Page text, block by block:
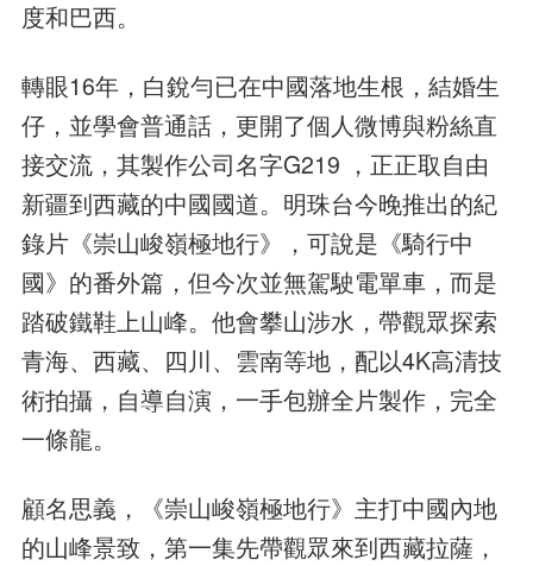
度和巴西。
轉眼16年，白銳勻已在中國落地生根，結婚生
仔，並學會普通話，更開了個人微博與粉絲直
接交流，其製作公司名字G219 ，正正取自由
新疆到西藏的中國國道。明珠台今晚推出的紀
錄片《崇山峻嶺極地行》，可說是《騎行中
國》的番外篇，但今次並無駕駛電單車，而是
踏破鐵鞋上山峰。他會攀山涉水，帶觀眾探索
青海、西藏、四川、雲南等地，配以4K高清技
術拍攝，自導自演，一手包辦全片製作，完全
一條龍。
顧名思義，《崇山峻嶺極地行》主打中國內地
的山峰景致，第一集先帶觀眾來到西藏拉薩，